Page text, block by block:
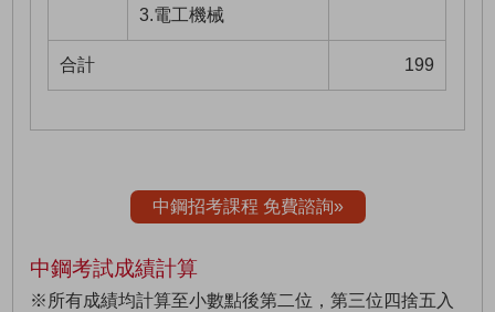
3.電工機械
合計 199
中鋼招考課程 免費諮詢»
中鋼考試成績計算
※所有成績均計算至小數點後第二位，第三位四捨五入